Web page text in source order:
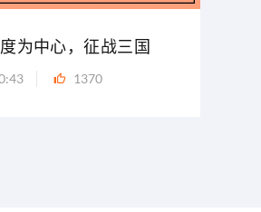
为中心，征战三国
1370